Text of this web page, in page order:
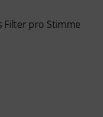
Filter pro Stimme